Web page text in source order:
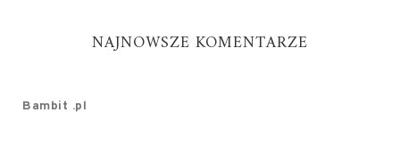
NAJNOWSZE KOMENTARZE
Bambit .pl